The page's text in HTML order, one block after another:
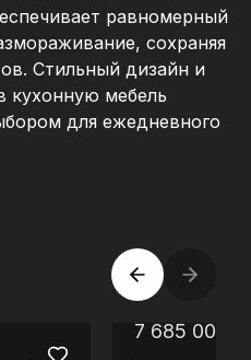
равномерный
сохраняя
Стильный дизайн и
кухонную мебель
для ежедневного
7 685 000